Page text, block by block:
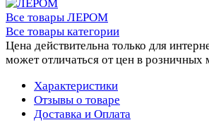
Все товары ЛЕРОМ
Все товары категории
Цена действительна только для
может отличаться от цен в розничных
Характеристики
Отзывы о товаре
Доставка и Оплата